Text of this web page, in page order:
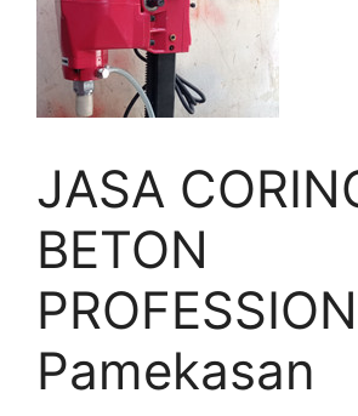
JASA
BETON
Pamekasan